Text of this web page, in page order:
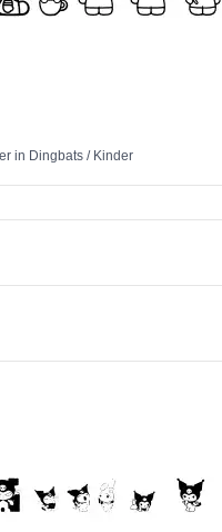
in Dingbats/ Kinder